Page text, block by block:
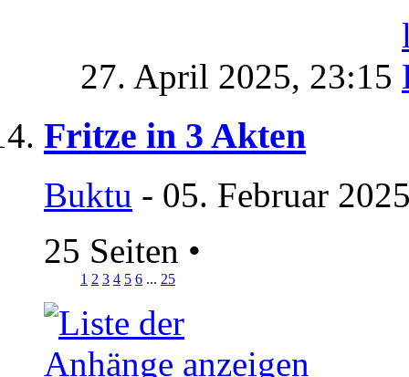
27. April 2025, 23:15
Fritze in 3 Akten
Buktu - 05. Februar
25 Seiten •
1 2 3 4 5 6 ... 25